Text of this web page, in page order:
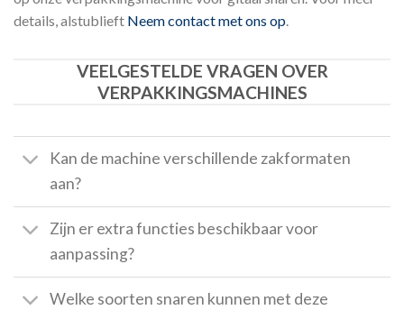
details, alstublieft Neem contact met ons op.
VEELGESTELDE VRAGEN OVER
VERPAKKINGSMACHINES
Kan de machine verschillende zakformaten
aan?
Zijn er extra functies beschikbaar voor
aanpassing?
Welke soorten snaren kunnen met deze